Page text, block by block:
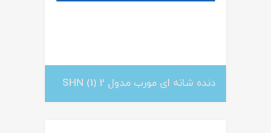
دنده شانه ای مورب مدول 2 SHN (1)